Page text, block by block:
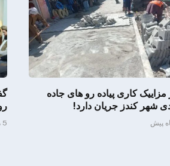
مزاییک کاری پیاده رو های جاده
شهر کندز جریان دارد!
5 ماه پیش